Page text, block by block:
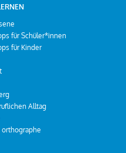
für Schüler*innen
für Kinder
Alltag
orthographe